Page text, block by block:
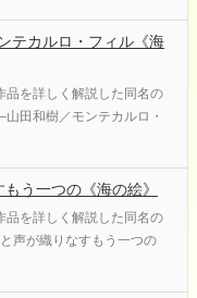
テカルロ・フィル《海
品を詳しく解説した同名の
田和樹／モンテカルロ・
う一つの《海の絵》
品を詳しく解説した同名の
声が織りなすもう一つの